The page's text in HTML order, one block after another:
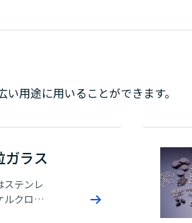
用途に用いることができます。
ガラス
ステンレ
ルクロム